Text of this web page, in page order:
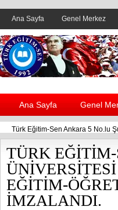
Ana Sayfa Genel Merkez
Ana Sayfa Genel
Türk Eğitim-Sen Ankara 5 No.lu
TÜRK
EĞİTİM-
İMZALANDI.